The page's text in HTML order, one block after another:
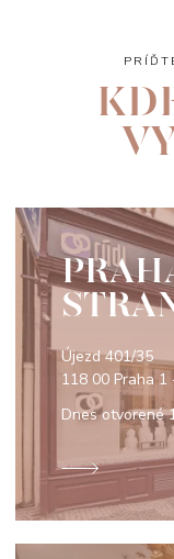
Újezd 401/35
118 00 Praha
Dnes otvorené